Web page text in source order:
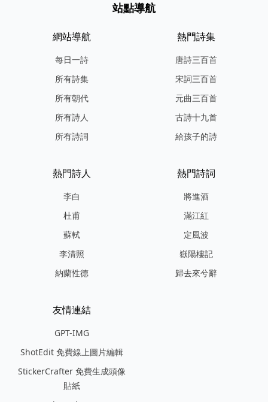
站點導航
網站導航
每日一詩
所有詩集
所有朝代
所有詩人
所有詩詞
熱門詩集
唐詩三百首
宋詞三百首
元曲三百首
古詩十九首
給孩子的詩
熱門詩人
李白
杜甫
蘇軾
李清照
納蘭性德
熱門詩詞
將進酒
滿江紅
定風波
嶽陽樓記
歸去來兮辭
友情連結
GPT-IMG
ShotEdit 免費線上圖片編輯
StickerCrafter 免費生成頭像
貼紙